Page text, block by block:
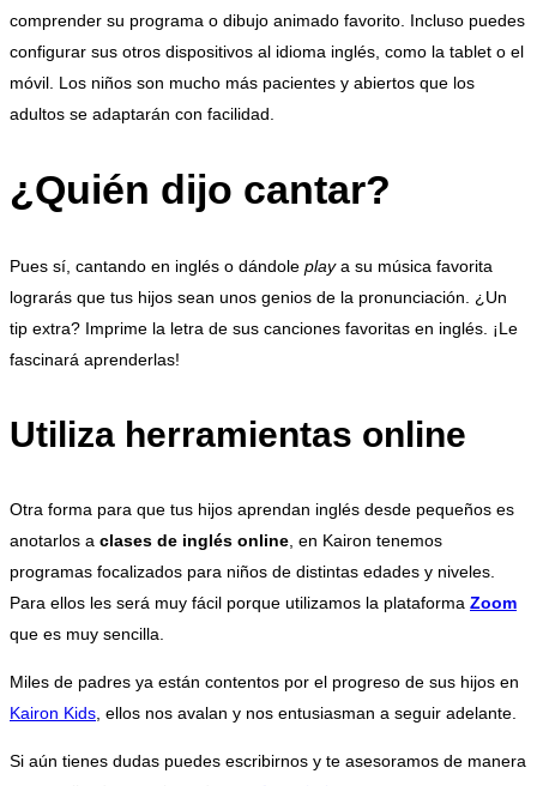
comprender su programa o dibujo animado favorito. Incluso puedes
configurar sus otros dispositivos al idioma inglés, como la tablet o el
móvil. Los niños son mucho más pacientes y abiertos que los
adultos se adaptarán con facilidad.
¿Quién dijo cantar?
Pues sí, cantando en inglés o dándole playa su música favorita
lograrás que tus hijos sean unos genios de la pronunciación. ¿Un
tip extra? Imprime la letra de sus canciones favoritas en inglés. ¡Le
fascinará aprenderlas!
Utiliza herramientas online
Otra forma para que tus hijos aprendan inglés desde pequeños es
anotarlos a clases de inglés online , en Kairon tenemos
programas focalizados para niños de distintas edades y niveles.
Para ellos les será muy fácil porque utilizamos la plataforma Zoom
que es muy sencilla.
Miles de padres ya están contentos por el progreso de sus hijos en
Kairon Kids , ellos nos avalan y nos entusiasman a seguir adelante.
Si aún tienes dudas puedes escribirnos y te asesoramos de manera